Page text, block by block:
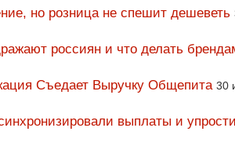
но розница не спешит дешеветь
россиян и что делать
Съедает Выручку Общепита 30
выплаты и